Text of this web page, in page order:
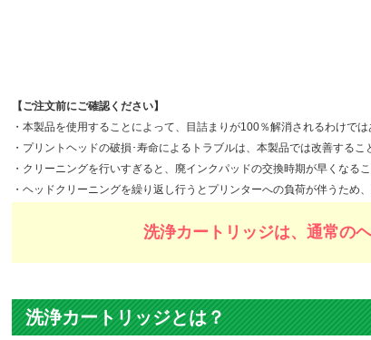
【ご注文前にご確認ください】
・本製品を使用することによって、目詰まりが100％解消されるわけで
・プリントヘッドの破損･寿命によるトラブルは、本製品では改善するこ
・クリーニングを行いすぎると、廃インクパッドの交換時期が早くなる
・ヘッドクリーニングを繰り返し行うとプリンターへの負荷が伴うため
洗浄カートリッジは、通常の
洗浄カートリッジとは？